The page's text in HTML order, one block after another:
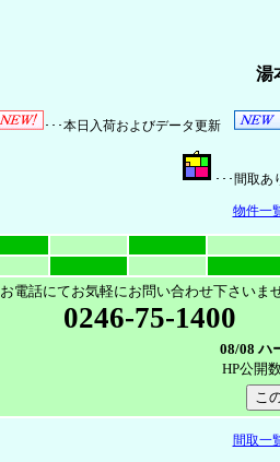
湯
･･･本日入荷およびデータ更新
･･･間
物件一
お電話にてお気軽にお問い合わせ下さいま
0246-75-1400
08/08 ハ
HP公開
間取一